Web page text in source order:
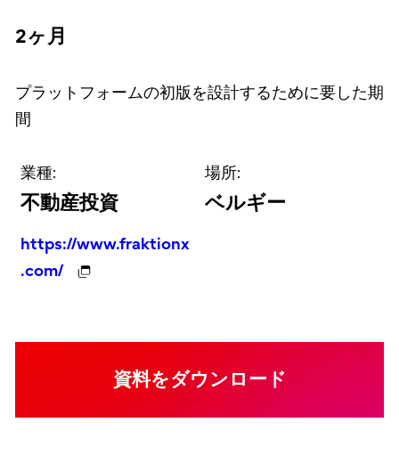
2ヶ月
プラットフォームの初版を設計するために要した期
間
業種:
不動産投資
場所:
ベルギー
https://www.fraktionx
.com/
資料をダウンロード